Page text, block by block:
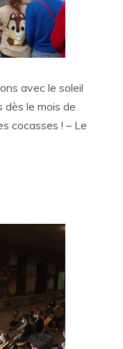
avec le soleil
dès le mois de
cocasses ! – Le